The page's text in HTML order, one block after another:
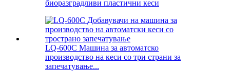
биоразградливи пластични кеси
LQ-600C Машина за автоматско
производство на кеси со три страни за
запечатување...